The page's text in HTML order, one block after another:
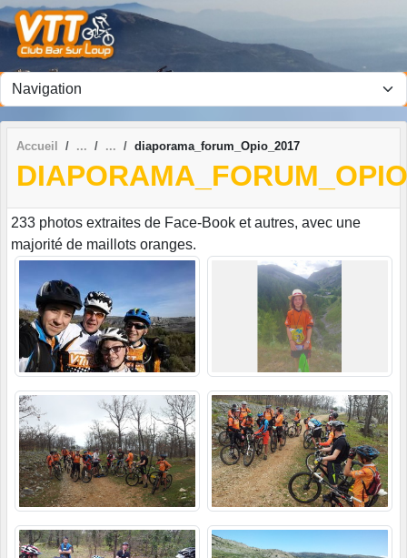
Accueil diaporama_forum_Opio_2017
233 photos extraites de Face-Book et autres, avec une
majorité de maillots oranges.
Panneau de gestion des cookies